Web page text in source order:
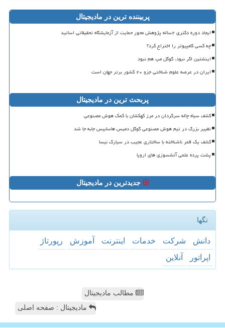
پربیننده ترین در مادیجیتال
ایجاد دوره دکتری ۲ساله پژوهش محور حمایت از آزمایشگاه تحقیقاتی اساتید
چه کسی کامپیوتر را اختراع کرد؟
اینشتین اگر نبود، گوگل مپ هم نبود
ایران در عرصه علوم شناختی جزو ۲۰ کشور برتر جهان است
پربحث ترین در مادیجیتال
کشف سیاه چاله سرگردان در مرز کهکشان با کمک هوش مصنوعی
تغییر بزرگ در تیم هوش مصنوعی گوگل دمیس هاسابیس جابه جا شد
کشف یک قمر ناشناخته با ساختاری عجیب در سیارک نیسا
پشت پرده علمی آتشسوزی های اروپا
جدیدترین در مادیجیتال
تگها
دانش شركت خدمات اینترنت آموزش
رپورتاژ
اپراتور
آنلاین
مطالب مادیجیتال
مادیجیتال : صفحه اصلی